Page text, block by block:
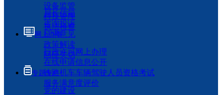
设备监管
科技管理
执法检查
局长信箱
咨询投诉
征求意见
政策解读
回应关切
网上办事
行政许可网上办理
在线申请信息公开
铁路机车车辆驾驶人员资格考试
服务满意度评价
专题专栏
党的建设